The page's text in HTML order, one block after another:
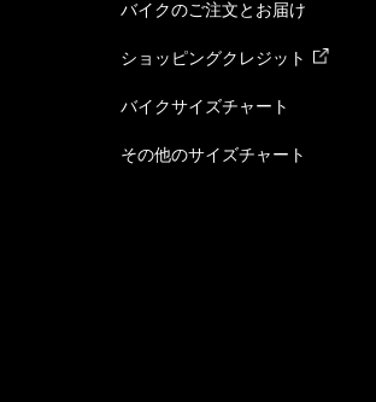
バイクのご注文とお届け
ショッピングクレジット
バイクサイズチャート
その他のサイズチャート